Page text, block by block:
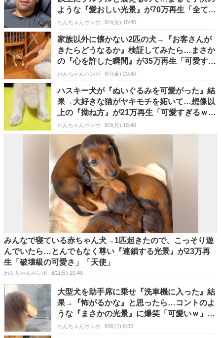
ような『愛おしい光景』が70万再生「全てが
可愛い」
わんちゃんホンポ 8/4(火) 18:40
家族以外に懐かない2匹の犬→『お客さんが
きたらどうなるか』検証してみたら…まさか
の『心を許した瞬間』が35万再生「可愛すぎ
る」「賢い」
わんちゃんホンポ 8/7(金) 20:40
ハスキー犬が『ぬいぐるみを可愛がった』結
果→大好きな猫がヤキモチを妬いて…想像以
上の『拗ね方』が21万再生「可愛すぎるｗ」
「ほっこりした」
わんちゃんホンポ 8/3(月) 18:40
みんなで寝ている赤ちゃん犬→1匹起きたので、こっそり遊
んでいたら…とんでもなく尊い『連鎖する光景』が23万再
生「破壊級の可愛さ」「天使」
わんちゃんホンポ 8/2(日) 20:40
大型犬を助手席に乗せ『洗車機に入った』結
果→『怖がるかな』と思ったら…コントのよ
うな『まさかの光景』に爆笑「可愛いｗ」
「めっちゃ笑った」
わんちゃんホンポ 8/9(日) 6:50